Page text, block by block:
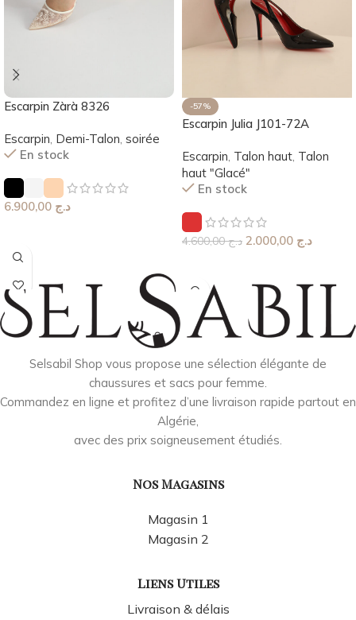
Escarpin Zàrà 8326
Escarpin, Demi-Talon, soirée
En stock
د.ج
-57%
Escarpin Julia J101-72A
Escarpin, Talon haut, Talon
haut "Glacé"
En stock
د.ج4.600,00 د.ج
Selsabil Shop vous propose une sélection élégante de
chaussures et sacs pour femme.
Commandez en ligne et profitez d’une livraison rapide partout en
Algérie,
avec des prix soigneusement étudiés.
Nos Magasins
Magasin 1
Magasin 2
Liens Utiles
Livraison & délais